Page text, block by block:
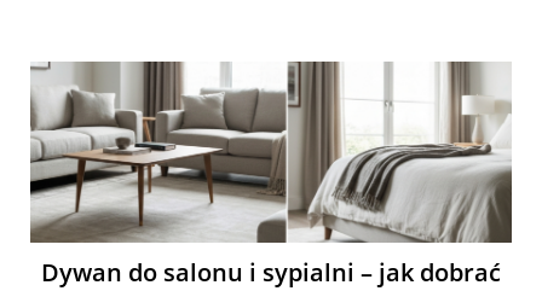
Dywan do salonu i sypialni – jak dobrać